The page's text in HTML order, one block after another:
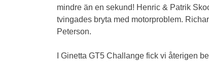
mindre än en sekund! Henric & Patrik
tvingades bryta med motorproblem.
Peterson.
I Ginetta GT5 Challange fick vi återigen